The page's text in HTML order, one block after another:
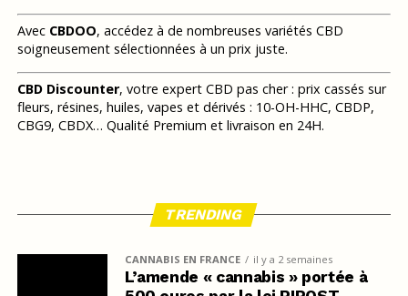
Avec CBDOO, accédez à de nombreuses variétés CBD
soigneusement sélectionnées à un prix juste.
CBD Discounter, votre expert CBD pas cher : prix cassés sur
fleurs, résines, huiles, vapes et dérivés : 10-OH-HHC, CBDP,
CBG9, CBDX… Qualité Premium et livraison en 24H.
TRENDING
CANNABIS EN FRANCE il y a 2 semaines
L’amende « cannabis » portée à